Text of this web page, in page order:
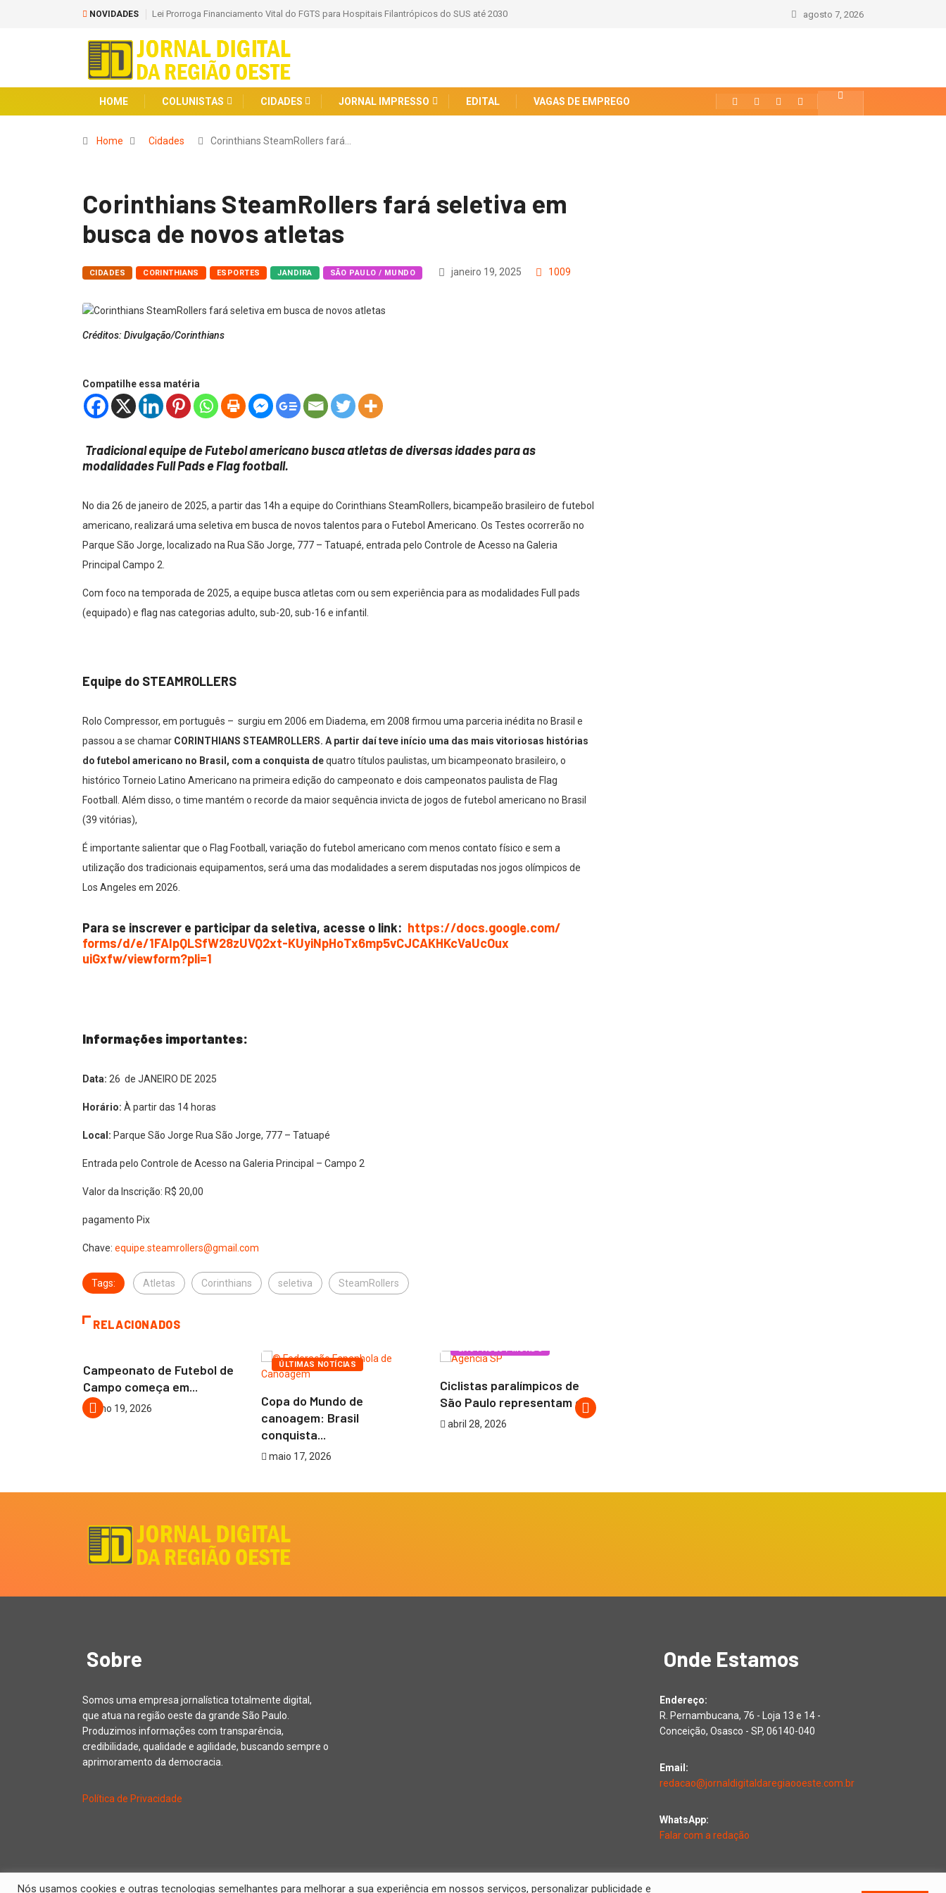
NOVIDADES Lei Prorroga Financiamento Vital do FGTS para Hospitais Filantrópicos do SUS até 2030 agosto 7, 2026
HOME COLUNISTAS CIDADES JORNAL IMPRESSO EDITAL VAGAS DE EMPREGO
Home Cidades Corinthians SteamRollers fará…
Corinthians SteamRollers fará seletiva em
busca de novos atletas
CIDADES CORINTHIANS ESPORTES JANDIRA SÃO PAULO / MUNDO janeiro 19, 2025 1009
Créditos: Divulgação/Corinthians
Compatilhe essa matéria
Tradicional equipe de Futebol americano busca atletas de diversas idades para as
modalidades Full Pads e Flag football.
No dia 26 de janeiro de 2025, a partir das 14h a equipe do Corinthians SteamRollers, bicampeão brasileiro de futebol
americano, realizará uma seletiva em busca de novos talentos para o Futebol Americano. Os Testes ocorrerão no
Parque São Jorge, localizado na Rua São Jorge, 777 – Tatuapé, entrada pelo Controle de Acesso na Galeria
Principal Campo 2.
Com foco na temporada de 2025, a equipe busca atletas com ou sem experiência para as modalidades Full pads
(equipado) e flag nas categorias adulto, sub-20, sub-16 e infantil.
Equipe do STEAMROLLERS
Rolo Compressor, em português – surgiu em 2006 em Diadema, em 2008 firmou uma parceria inédita no Brasil e
passou a se chamar CORINTHIANS STEAMROLLERS. A partir daí teve início uma das mais vitoriosas histórias
do futebol americano no Brasil, com a conquista dequatro títulos paulistas, um bicampeonato brasileiro, o
histórico Torneio Latino Americano na primeira edição do campeonato e dois campeonatos paulista de Flag
Football. Além disso, o time mantém o recorde da maior sequência invicta de jogos de futebol americano no Brasil
(39 vitórias),
É importante salientar que o Flag Football, variação do futebol americano com menos contato físico e sem a
utilização dos tradicionais equipamentos, será uma das modalidades a serem disputadas nos jogos olímpicos de
Los Angeles em 2026.
Para se inscrever e participar da seletiva, acesse o link: https://docs.google.com/
forms/d/e/1FAIpQLSfW28zUVQ2xt-KUyiNpHoTx6mp5vCJCAKHKcVaUcOux
uiGxfw/viewform?pli=1
Informações importantes:
Data: 26 de JANEIRO DE 2025
Horário: À partir das 14 horas
Local: Parque São Jorge Rua São Jorge, 777 – Tatuapé
Entrada pelo Controle de Acesso na Galeria Principal – Campo 2
Valor da Inscrição: R$ 20,00
pagamento Pix
Chave: equipe.steamrollers@gmail.com
Tags: Atletas Corinthians seletiva SteamRollers
RELACIONADOS
Campeonato de Futebol de
Campo começa em...
julho 19, 2026
ÚLTIMAS NOTÍCIAS
Copa do Mundo de
canoagem: Brasil
conquista...
maio 17, 2026
SÃO PAULO / MUNDO
Ciclistas paralímpicos de
São Paulo representam o...
abril 28, 2026
Sobre
Somos uma empresa jornalística totalmente digital,
que atua na região oeste da grande São Paulo.
Produzimos informações com transparência,
credibilidade, qualidade e agilidade, buscando sempre o
aprimoramento da democracia.
Política de Privacidade
Onde Estamos
Endereço:
R. Pernambucana, 76 - Loja 13 e 14 -
Conceição, Osasco - SP, 06140-040
Email:
redacao@jornaldigitaldaregiaooeste.com.br
WhatsApp:
Falar com a redação
Nós usamos cookies e outras tecnologias semelhantes para melhorar a sua experiência em nossos serviços, personalizar publicidade e